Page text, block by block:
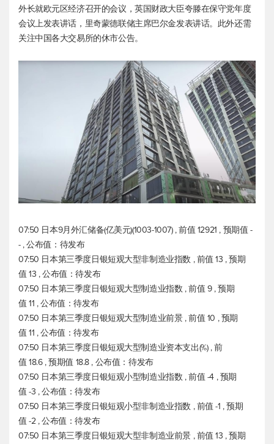
外长就欧元区经济召开的会议，英国财政大臣夸滕在保守党年度
会议上发表讲话，里奇蒙德联储主席巴尔金发表讲话。此外还需
关注中国各大交易所的休市公告。
07:50 日本9月外汇储备(亿美元)(1003-1007) , 前值 12921 , 预期值 -
- , 公布值：待发布
07:50 日本第三季度日银短观大型非制造业指数 , 前值 13 , 预期
值 13 , 公布值：待发布
07:50 日本第三季度日银短观大型制造业指数 , 前值 9 , 预期
值 11 , 公布值：待发布
07:50 日本第三季度日银短观大型制造业前景 , 前值 10 , 预期
值 11 , 公布值：待发布
07:50 日本第三季度日银短观大型制造业资本支出(%) , 前
值 18.6 , 预期值 18.8 , 公布值：待发布
07:50 日本第三季度日银短观小型制造业指数 , 前值 -4 , 预期
值 -3 , 公布值：待发布
07:50 日本第三季度日银短观小型非制造业指数 , 前值 -1 , 预期
值 -2 , 公布值：待发布
07:50 日本第三季度日银短观大型非制造业前景 , 前值 13 , 预期